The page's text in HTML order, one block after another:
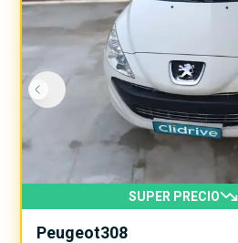
SUPER PRECIO
Peugeot308